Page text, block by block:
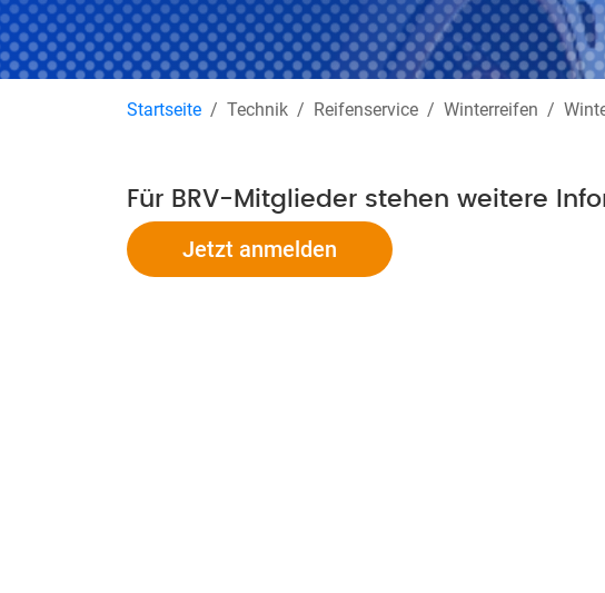
Startseite Technik Reifenservice Winterreifen
Für BRV-Mitglieder stehen weitere
Jetzt anmelden